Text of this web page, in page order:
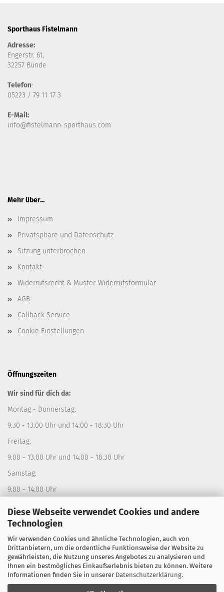
Diese Webseite verwendet Cookies und andere
Technologien
Wir verwenden Cookies und ähnliche Technologien, auch von
Drittanbietern, um die ordentliche Funktionsweise der Website zu
gewährleisten, die Nutzung unseres Angebotes zu analysieren und
Ihnen ein bestmögliches Einkaufserlebnis bieten zu können. Weitere
Informationen finden Sie in unserer Datenschutzerklärung.
Sporthaus Fistelmann
Adresse:
Engerstr. 61,
32257 Bünde
Telefon:
05223 / 79 11 17 3
E-Mail:
info@fistelmann-sporthaus.com
Mehr über...
Impressum
Privatsphäre und Datenschutz
Sitzung unterbrochen
Kontakt
Widerrufsrecht & Muster-Widerrufsformular
AGB
Callback Service
Cookie Einstellungen
Öffnungszeiten
Wir sind für dich da:
Montag - Donnerstag:
9:30 - 13:00 Uhr und 14:00 - 18:30 Uhr
Freitag:
9:00 - 13:00 Uhr und 14:00 - 18:30 Uhr
Samstag:
9:00 - 14:00 Uhr
Social Media
Instagram:sporthausfistelmann
Facebook: Sporthaus Fistelmann